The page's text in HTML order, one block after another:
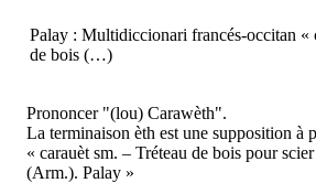
Palay : Multidiccionari francés-occitan «
de bois (…)
Prononcer "(lou) Carawèth".
La terminaison èth est une supposition à
« carauèt sm. – Tréteau de bois pour
(Arm.). Palay »